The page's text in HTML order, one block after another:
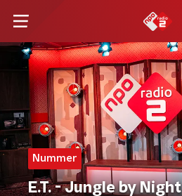
Nummer
E.T. - Jungle by Night